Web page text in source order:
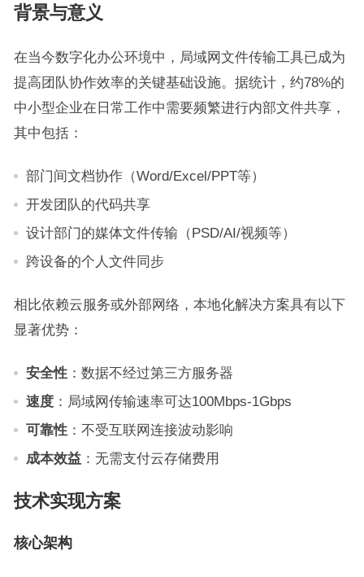
背景与意义
在当今数字化办公环境中，局域网文件传输工具已成为
提高团队协作效率的关键基础设施。据统计，约78%的
中小型企业在日常工作中需要频繁进行内部文件共享，
其中包括：
部门间文档协作（Word/Excel/PPT等）
开发团队的代码共享
设计部门的媒体文件传输（PSD/AI/视频等）
跨设备的个人文件同步
相比依赖云服务或外部网络，本地化解决方案具有以下
显著优势：
安全性：数据不经过第三方服务器
速度：局域网传输速率可达100Mbps-1Gbps
可靠性：不受互联网连接波动影响
成本效益：无需支付云存储费用
技术实现方案
核心架构